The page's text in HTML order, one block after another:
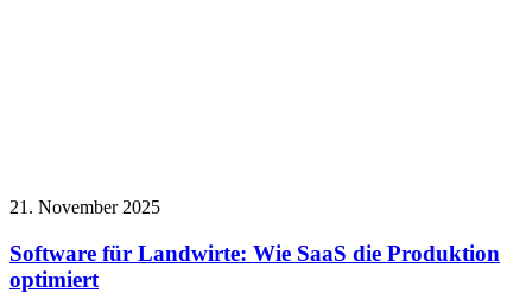
21. November 2025
Software für Landwirte: Wie SaaS die Produktion
optimiert